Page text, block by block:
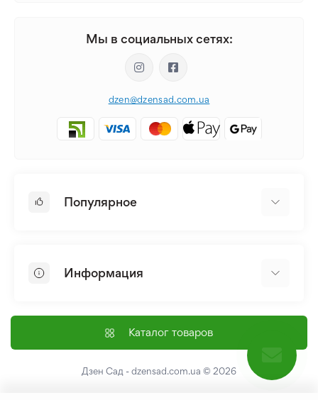
Мы в социальных сетях:
dzen@dzensad.com.ua
Популярное
Лилия
Семена
Информация
Доставка и оплата
Контакты
Каталог товаров
Дзен Сад - dzensad.com.ua © 2026